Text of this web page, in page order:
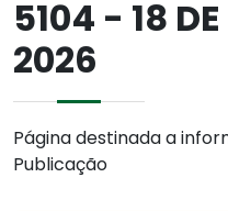
5104 - 18
2026
Página destinada a
Publicação